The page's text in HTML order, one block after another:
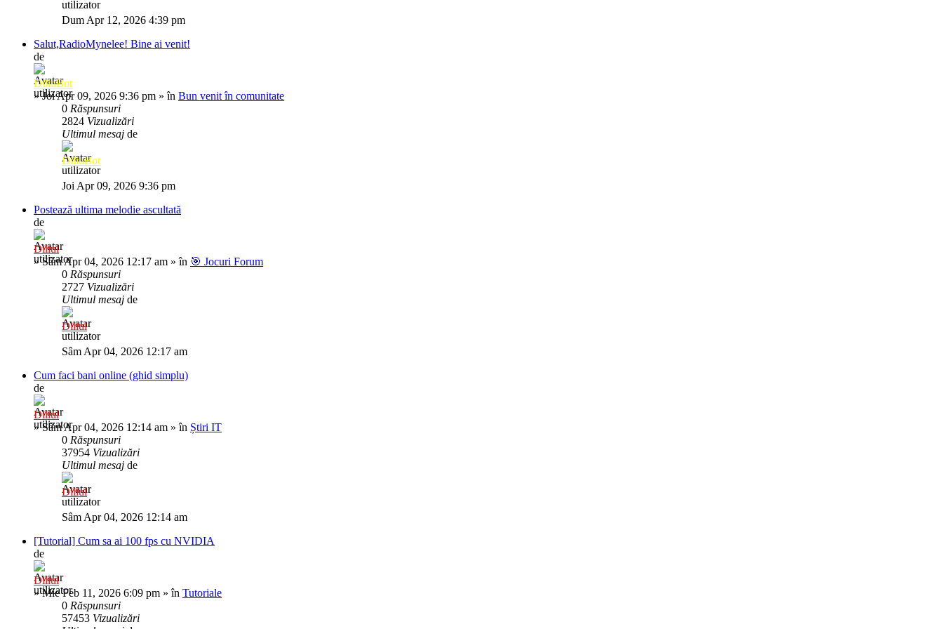
Dum Apr 12, 2026 4:39 pm
Salut,RadioMynelee! Bine ai venit!
de
DiliuBot
»Joi Apr 09, 2026 9:36 pm » în Bun venit în comunitate
0 Răspunsuri
2824 Vizualizări
Ultimul mesaj de
DiliuBot
Joi Apr 09, 2026 9:36 pm
Postează ultima melodie ascultată
de
Diliul
»Sâm Apr 04, 2026 12:17 am » în 🎯 Jocuri Forum
0 Răspunsuri
2727 Vizualizări
Ultimul mesaj de
Diliul
Sâm Apr 04, 2026 12:17 am
Cum faci bani online (ghid simplu)
de
Diliul
»Sâm Apr 04, 2026 12:14 am » în Știri IT
0 Răspunsuri
37954 Vizualizări
Ultimul mesaj de
Diliul
Sâm Apr 04, 2026 12:14 am
[Tutorial] Cum sa ai 100 fps cu NVIDIA
de
Diliul
»Mie Feb 11, 2026 6:09 pm » în Tutoriale
0 Răspunsuri
57453 Vizualizări